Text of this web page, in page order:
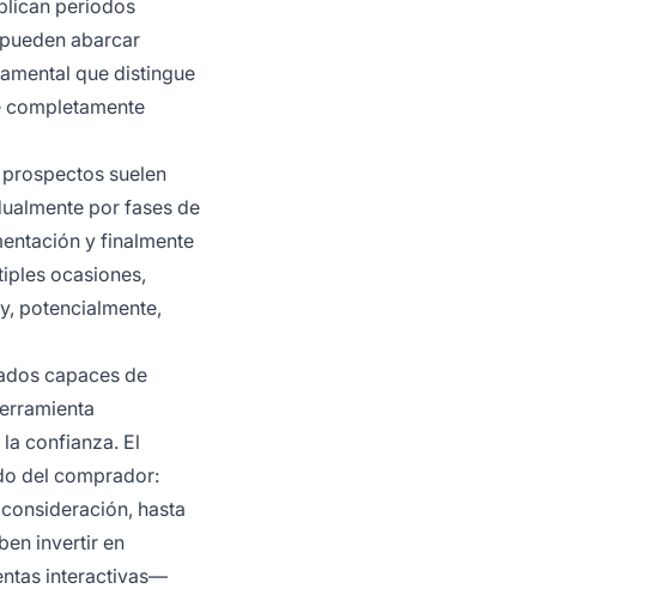
periodos
abarcar
que distingue
completamente
suelen
por fases de
y finalmente
ocasiones,
potencialmente,
capaces de
confianza. El
del comprador:
hasta
invertir en
interactivas—